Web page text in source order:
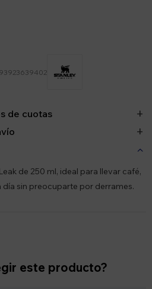
de cuotas
de 250 ml, ideal para llevar café,
día sin preocuparte por derrames.
este producto?